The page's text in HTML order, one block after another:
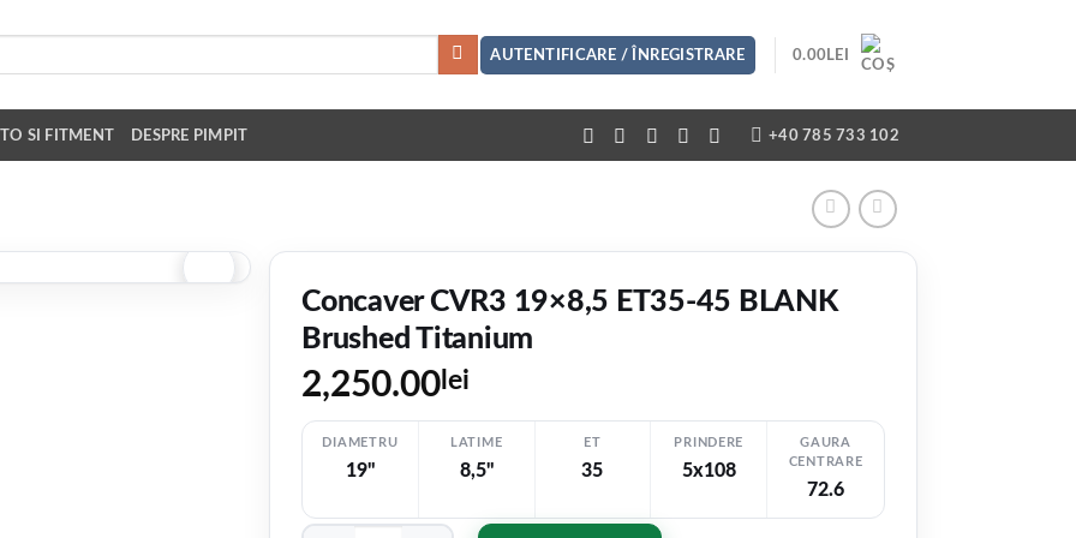
AUTENTIFICARE / ÎNREGISTRARE 0.00 LEI
SI FITMENT DESPRE PIMPIT +40 785 733 102
VEZI VIDEO
Concaver CVR3 19×8,5 ET35-45 BLANK
Brushed Titanium
2,250.00 lei
DIAMETRU
19"
LATIME
8,5"
ET
35
PRINDERE
5x108
GAURA
CENTRARE
72.6